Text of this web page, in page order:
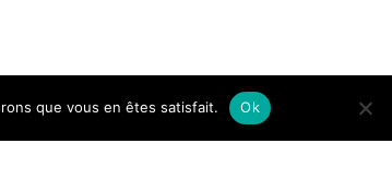
que vous en êtes satisfait. Ok